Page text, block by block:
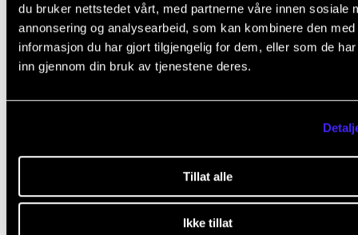
du bruker nettstedet vårt, med partnerne våre innen sosiale
annonsering og analysearbeid, som kan kombinere den med
informasjon du har gjort tilgjengelig for dem, eller som de
inn gjennom din bruk av tjenestene deres.
Tillat alle
Ikke tillat
Videreutdanningsnivå
Ledelse – dirigering
Komposisjon, musikkteknologi og
musikkteori